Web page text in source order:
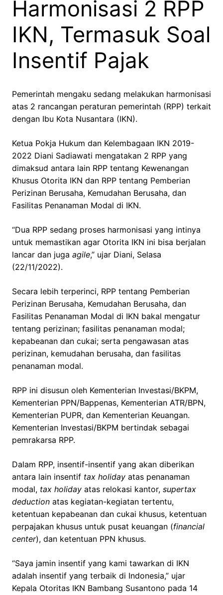
Harmonisasi 2 RPP
IKN, Termasuk Soal
Insentif Pajak
Pemerintah mengaku sedang melakukan harmonisasi
atas 2 rancangan peraturan pemerintah (RPP) terkait
dengan Ibu Kota Nusantara (IKN).
Ketua Pokja Hukum dan Kelembagaan IKN 2019-
2022 Diani Sadiawati mengatakan 2 RPP yang
dimaksud antara lain RPP tentang Kewenangan
Khusus Otorita IKN dan RPP tentang Pemberian
Perizinan Berusaha, Kemudahan Berusaha, dan
Fasilitas Penanaman Modal di IKN.
“Dua RPP sedang proses harmonisasi yang intinya
untuk memastikan agar Otorita IKN ini bisa berjalan
lancar dan juga agile,” ujar Diani, Selasa
(22/11/2022).
Secara lebih terperinci, RPP tentang Pemberian
Perizinan Berusaha, Kemudahan Berusaha, dan
Fasilitas Penanaman Modal di IKN bakal mengatur
tentang perizinan; fasilitas penanaman modal;
kepabeanan dan cukai; serta pengawasan atas
perizinan, kemudahan berusaha, dan fasilitas
penanaman modal.
RPP ini disusun oleh Kementerian Investasi/BKPM,
Kementerian PPN/Bappenas, Kementerian ATR/BPN,
Kementerian PUPR, dan Kementerian Keuangan.
Kementerian Investasi/BKPM bertindak sebagai
pemrakarsa RPP.
Dalam RPP, insentif-insentif yang akan diberikan
antara lain insentif tax holiday atas penanaman
modal, tax holiday atas relokasi kantor, supertax
deduction atas kegiatan-kegiatan tertentu,
ketentuan kepabeanan dan cukai khusus, ketentuan
perpajakan khusus untuk pusat keuangan (financial
center), dan ketentuan PPN khusus.
“Saya jamin insentif yang kami tawarkan di IKN
adalah insentif yang terbaik di Indonesia,” ujar
Kepala Otoritas IKN Bambang Susantono pada 14